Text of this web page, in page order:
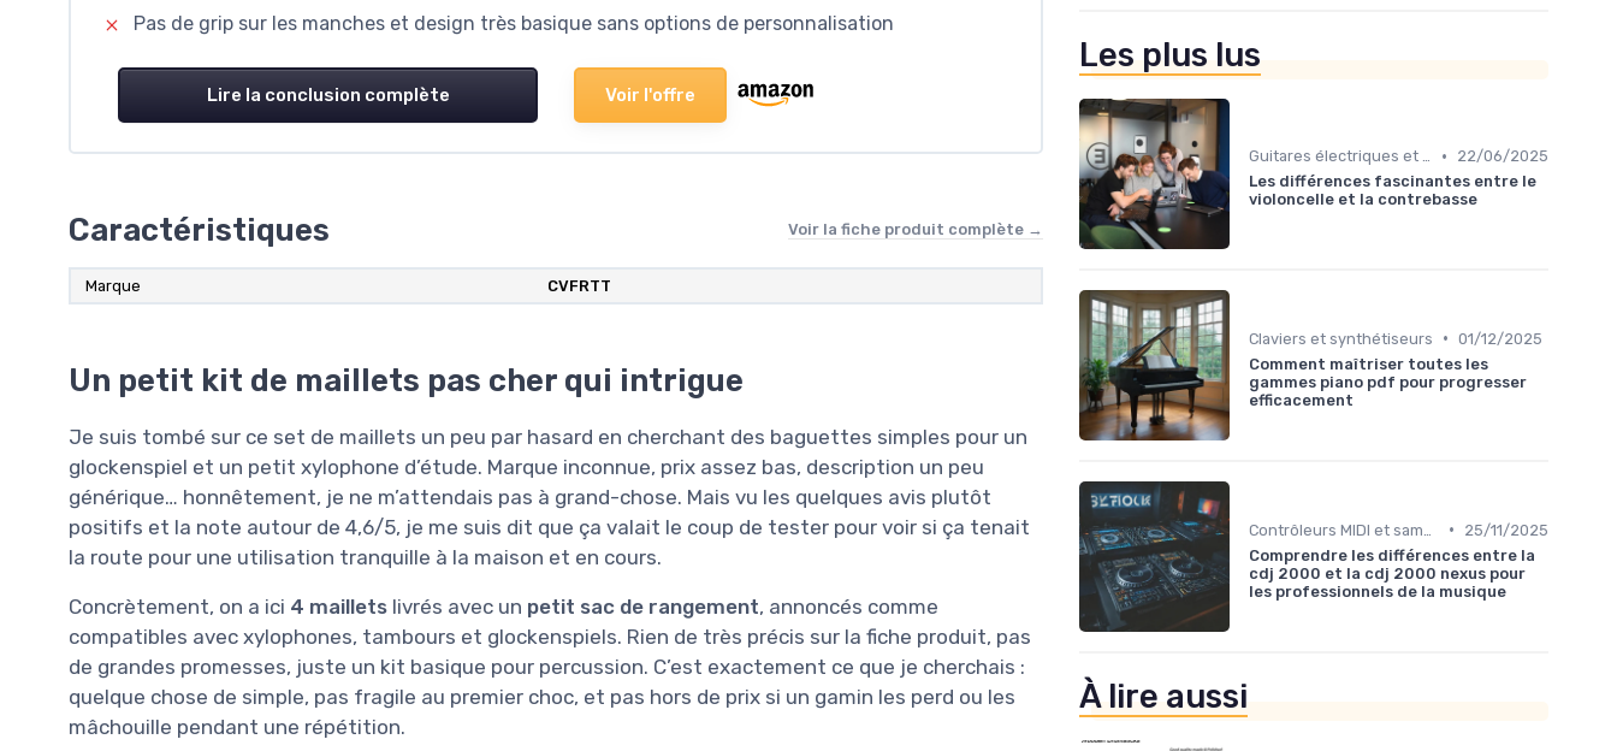
Pas de grip sur les manches et design très basique sans options de personnalisation
Lire la conclusion complète Voir l'offre
Caractéristiques Voir la fiche produit complète →
Marque CVFRTT
Un petit kit de maillets pas cher qui intrigue
Je suis tombé sur ce set de maillets un peu par hasard en cherchant des baguettes simples pour un
glockenspiel et un petit xylophone d’étude. Marque inconnue, prix assez bas, description un peu
générique… honnêtement, je ne m’attendais pas à grand-chose. Mais vu les quelques avis plutôt
positifs et la note autour de 4,6/5, je me suis dit que ça valait le coup de tester pour voir si ça tenait
la route pour une utilisation tranquille à la maison et en cours.
Concrètement, on a ici 4 maillets livrés avec un petit sac de rangement, annoncés comme
compatibles avec xylophones, tambours et glockenspiels. Rien de très précis sur la fiche produit, pas
de grandes promesses, juste un kit basique pour percussion. C’est exactement ce que je cherchais :
quelque chose de simple, pas fragile au premier choc, et pas hors de prix si un gamin les perd ou les
mâchouille pendant une répétition.
Les plus lus
Guitares électriques et acoustiques •
22/06/2025
Les différences fascinantes entre le
violoncelle et la contrebasse
Claviers et synthétiseurs • 01/12/2025
Comment maîtriser toutes les
gammes piano pdf pour progresser
efficacement
•
25/11/2025
Comprendre les différences entre la
cdj 2000 et la cdj 2000 nexus pour
les professionnels de la musique
À lire aussi